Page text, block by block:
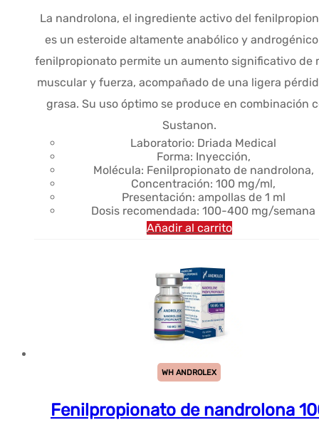
precio
original
era:
$57.77.
precio
actual
es:
$42.75.
La nandrolona, el ingrediente activo del
es un esteroide altamente anabólico y
fenilpropionato permite un aumento significativo de
muscular y fuerza, acompañado de una ligera
grasa. Su uso óptimo se produce en combinación
Sustanon.
Laboratorio: Driada Medical
Forma: Inyección,
Molécula: Fenilpropionato de nandrolona,
Concentración: 100 mg/ml,
Presentación: ampollas de 1 ml
Dosis recomendada: 100-400 mg/semana
Añadir al carrito
WH ANDROLEX
Fenilpropionato de nandrolona